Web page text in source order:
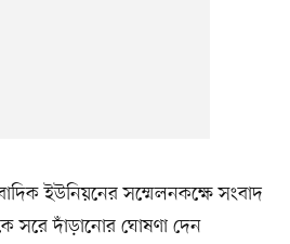
ইউনিয়নের সম্মেলনকক্ষে সংবাদ
সরে দাঁড়ানোর ঘোষণা দেন